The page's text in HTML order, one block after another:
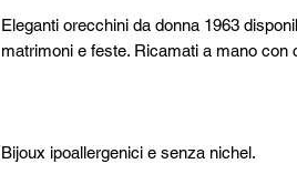
Eleganti orecchini da donna 1963
matrimoni e feste. Ricamati a mano con
Bijoux ipoallergenici e senza nichel.